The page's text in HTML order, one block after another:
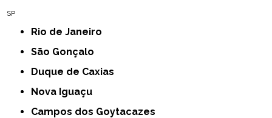
SP
Rio de Janeiro
São Gonçalo
Duque de Caxias
Nova Iguaçu
Campos dos Goytacazes